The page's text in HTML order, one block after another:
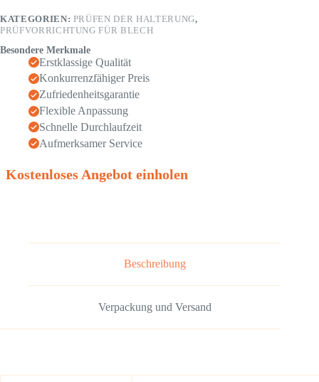
KATEGORIEN: PRÜFEN DER HALTERUNG,
PRÜFVORRICHTUNG FÜR BLECH
Besondere Merkmale
Erstklassige Qualität
Konkurrenzfähiger Preis
Zufriedenheitsgarantie
Flexible Anpassung
Schnelle Durchlaufzeit
Aufmerksamer Service
Kostenloses Angebot einholen
Beschreibung
Verpackung und Versand